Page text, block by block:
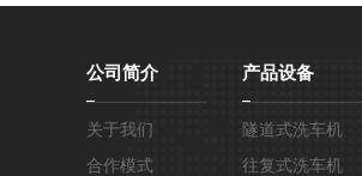
公司简介
关于我们
合作模式
产品设备
隧道式洗车机
往复式洗车机